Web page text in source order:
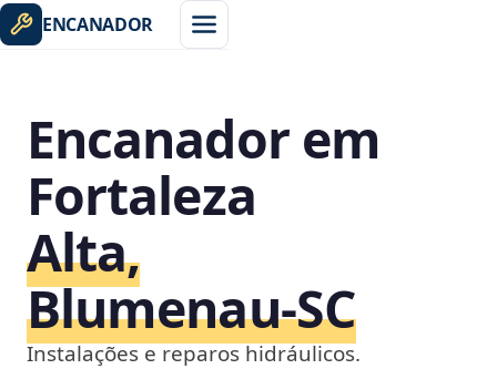
ENCANADOR
Encanador em
Fortaleza
Alta,
Blumenau‑SC
Instalações e reparos hidráulicos.